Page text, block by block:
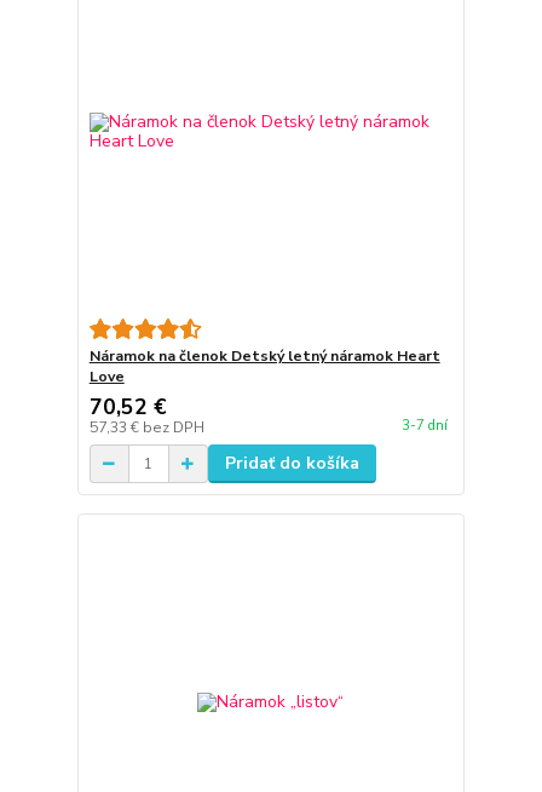
Náramok na členok Detský letný náramok Heart
Love
70,52 €
57,33 € bez DPH 3-7 dní
Pridať do košíka